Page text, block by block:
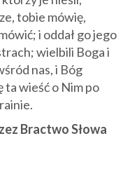
tobie mówię,
i oddał go jego
wielbili Boga i
nas, i Bóg
ta wieść o Nim po
Bractwo Słowa